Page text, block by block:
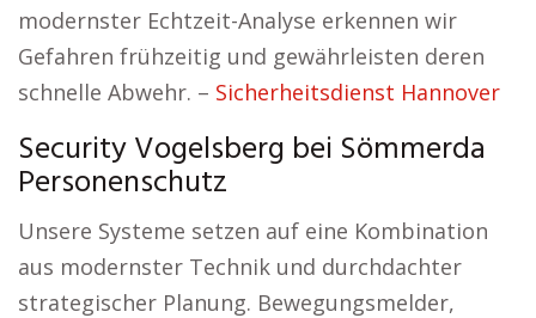
modernster Echtzeit-Analyse erkennen wir
Gefahren frühzeitig und gewährleisten deren
schnelle Abwehr. – Sicherheitsdienst Hannover
Security Vogelsberg bei Sömmerda
Personenschutz
Unsere Systeme setzen auf eine Kombination
aus modernster Technik und durchdachter
strategischer Planung. Bewegungsmelder,